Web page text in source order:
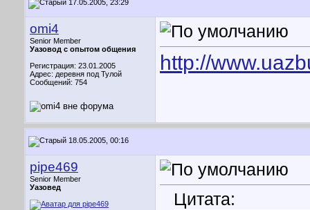
17.05.2005, 23:29
omi4
Senior Member
Уазовод с опытом общения
Регистрация: 23.01.2005
Адрес: деревня под Тулой
Сообщений: 754
http://
18.05.2005, 00:16
pipe469
Senior Member
Уазовед
Цитата: